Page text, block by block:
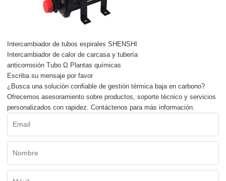
Intercambiador de tubos espirales SHENSHI
Intercambiador de calor de carcasa y tubería
anticorrosión Tubo Ω Plantas químicas
Escriba su mensaje por favor
¿Busca una solución confiable de gestión térmica baja en carbono?
Ofrecemos asesoramiento sobre productos, soporte técnico y servicios
personalizados con rapidez. Contáctenos para más información.